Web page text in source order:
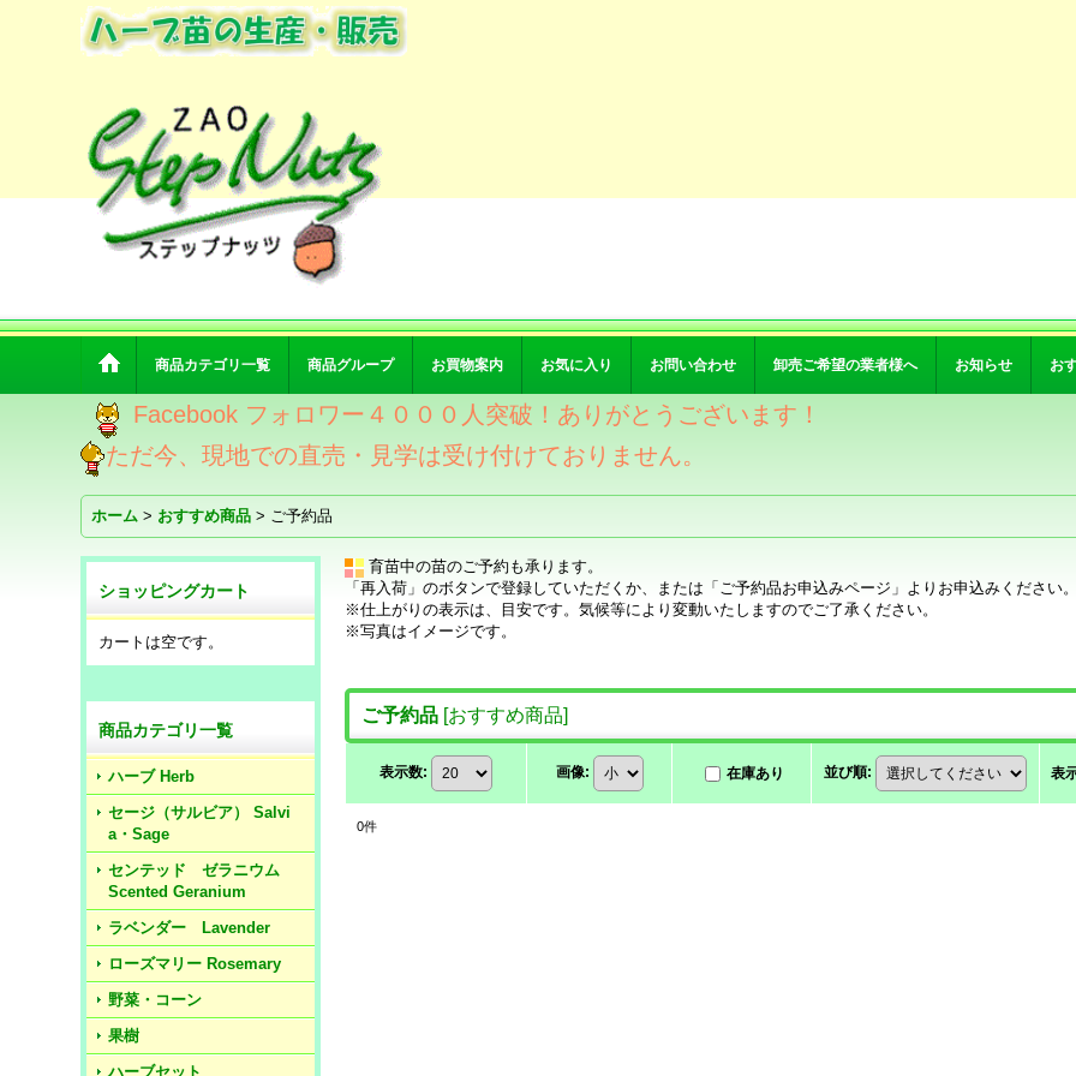
商品カテゴリ一覧 商品グループ お買物案内 お気に入り お問い合わせ 卸売ご希望の業者様へ お知らせ お
Facebook フォロワー４０００人突破！ありがとうございます！
ただ今、現地での直売・見学は受け付けておりません。
ホーム > おすすめ商品 > ご予約品
ショッピングカート
カートは空です。
商品カテゴリ一覧
ハーブ Herb
セージ（サルビア） Salvi
a・Sage
センテッド ゼラニウム
Scented Geranium
ラベンダー Lavender
ローズマリー Rosemary
野菜・コーン
果樹
ハーブセット
育苗中の苗のご予約も承ります。
「再入荷」のボタンで登録していただくか、または「ご予約品お申込みページ」よりお申込みください。
※仕上がりの表示は、目安です。気候等により変動いたしますのでご了承ください。
※写真はイメージです。
ご予約品 [おすすめ商品]
表示数: 画像: 在庫あり 並び順: 表
0件